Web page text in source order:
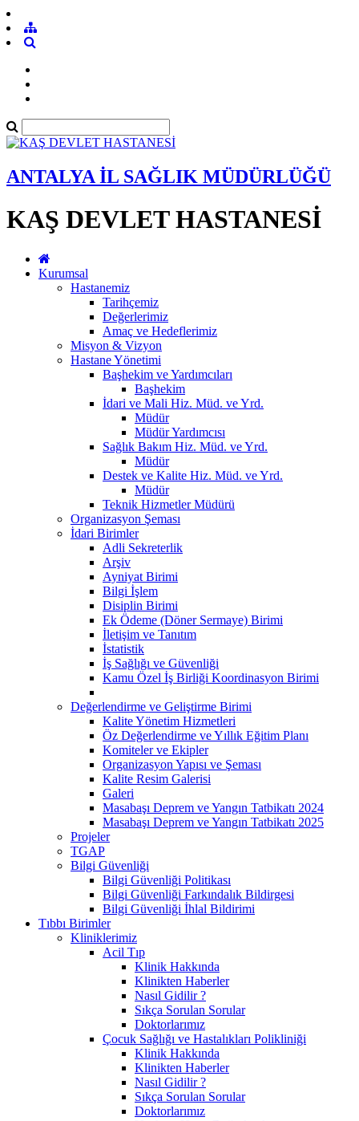
ANTALYA İL SAĞLIK MÜDÜRLÜĞÜ
KAŞ DEVLET HASTANESİ
Kurumsal
Hastanemiz
Tarihçemiz
Değerlerimiz
Amaç ve Hedeflerimiz
Misyon & Vizyon
Hastane Yönetimi
Başhekim ve Yardımcıları
Başhekim
İdari ve Mali Hiz. Müd. ve Yrd.
Müdür
Müdür Yardımcısı
Sağlık Bakım Hiz. Müd. ve Yrd.
Müdür
Destek ve Kalite Hiz. Müd. ve Yrd.
Müdür
Teknik Hizmetler Müdürü
Organizasyon Şeması
İdari Birimler
Adli Sekreterlik
Arşiv
Ayniyat Birimi
Bilgi İşlem
Disiplin Birimi
Ek Ödeme (Döner Sermaye) Birimi
İletişim ve Tanıtım
İstatistik
İş Sağlığı ve Güvenliği
Kamu Özel İş Birliği Koordinasyon Birimi
Değerlendirme ve Geliştirme Birimi
Kalite Yönetim Hizmetleri
Öz Değerlendirme ve Yıllık Eğitim Planı
Komiteler ve Ekipler
Organizasyon Yapısı ve Şeması
Kalite Resim Galerisi
Galeri
Masabaşı Deprem ve Yangın Tatbikatı 2024
Masabaşı Deprem ve Yangın Tatbikatı 2025
Projeler
TGAP
Bilgi Güvenliği
Bilgi Güvenliği Politikası
Bilgi Güvenliği Farkındalık Bildirgesi
Bilgi Güvenliği İhlal Bildirimi
Tıbbı Birimler
Kliniklerimiz
Acil Tıp
Klinik Hakkında
Klinikten Haberler
Nasıl Gidilir ?
Sıkça Sorulan Sorular
Doktorlarımız
Çocuk Sağlığı ve Hastalıkları Polikliniği
Klinik Hakkında
Klinikten Haberler
Nasıl Gidilir ?
Sıkça Sorulan Sorular
Doktorlarımız